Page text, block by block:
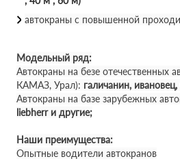
автокраны с повышенной
Модельный ряд:
Автокраны на безе отечественных
КАМАЗ, Урал): галичанин,
Автокраны на базе зарубежных
liebherr и другие;
Наши преимущества:
Опытные водители автокранов